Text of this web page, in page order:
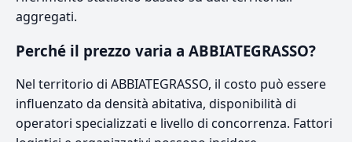
aggregati.
Perché il prezzo varia a ABBIATEGRASSO?
Nel territorio di ABBIATEGRASSO, il costo può essere
influenzato da densità abitativa, disponibilità di
operatori specializzati e livello di concorrenza. Fattori